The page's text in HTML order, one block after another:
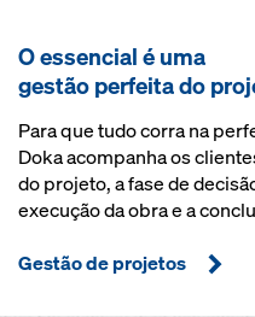
O essencial é uma
gestão perfeita do
Para que tudo corra na
Doka acompanha os
do projeto, a fase de
execução da obra e a
Gestão de projetos